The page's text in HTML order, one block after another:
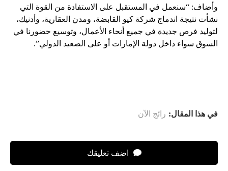
وأضاف: “سنعمل في المستقبل على الاستفادة من القوة التي
نشأت نتيجة اندماج شركة كيو القابضة، ومدن العقارية، وأدنيك،
لتوليد فرص جديدة في جميع أنحاء الأعمال، وتوسيع حضورنا في
السوق سواء داخل دولة الإمارات أو على الصعيد الدولي”.
في هذا المقال: رائج الآن
اضف تعليقك